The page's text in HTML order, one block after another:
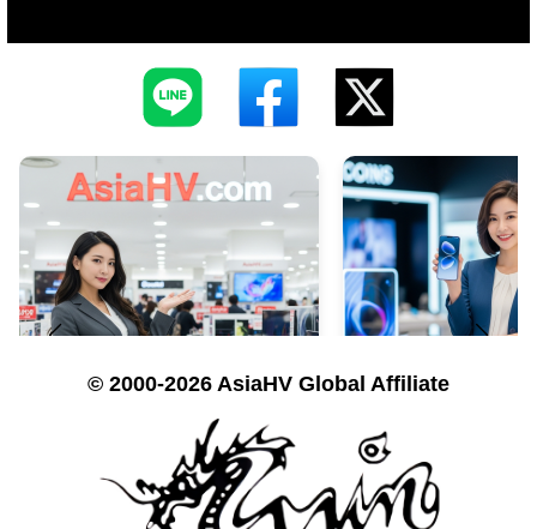
© 2000-2026 AsiaHV Global Affiliate